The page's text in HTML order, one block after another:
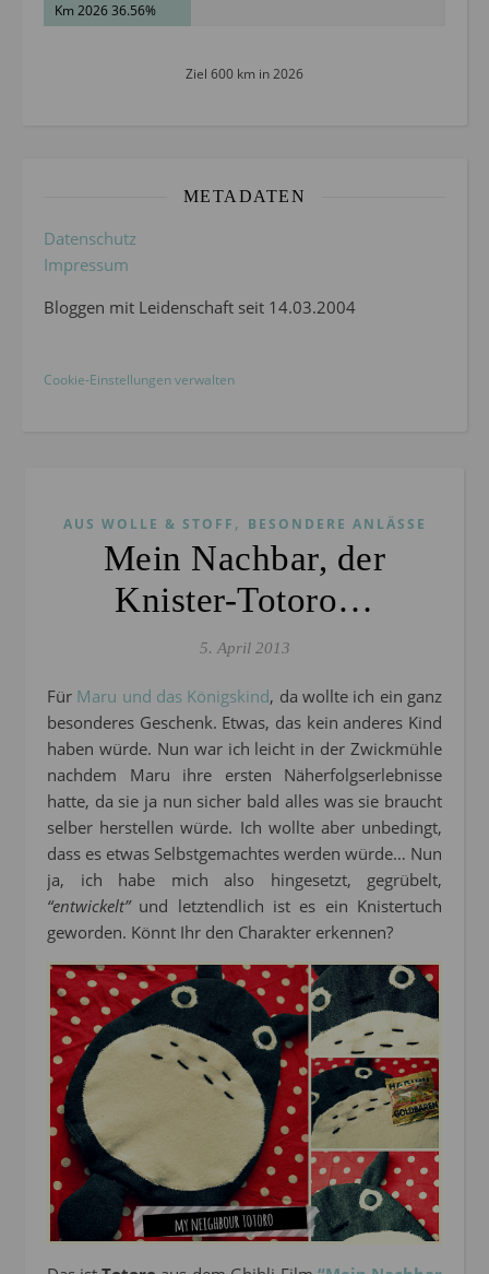
Km 2026 36.56%
Ziel 600 km in 2026
METADATEN
Datenschutz
Impressum
Bloggen mit Leidenschaft seit 14.03.2004
Cookie-Einstellungen verwalten
AUS WOLLE & STOFF , BESONDERE ANLÄSSE
Mein Nachbar, der
Knister-Totoro…
5. April 2013
Für Maru und das Königskind, da wollte ich ein ganz
besonderes Geschenk. Etwas, das kein anderes Kind
haben würde. Nun war ich leicht in der Zwickmühle
nachdem Maru ihre ersten Näherfolgserlebnisse
hatte, da sie ja nun sicher bald alles was sie braucht
selber herstellen würde. Ich wollte aber unbedingt,
dass es etwas Selbstgemachtes werden würde… Nun
ja, ich habe mich also hingesetzt, gegrübelt,
“entwickelt”und letztendlich ist es ein Knistertuch
geworden. Könnt Ihr den Charakter erkennen?